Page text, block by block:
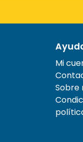
Mi
Sobre